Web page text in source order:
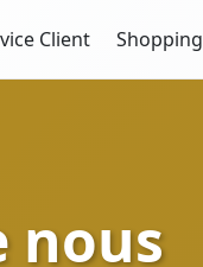
Client Shopping
nous